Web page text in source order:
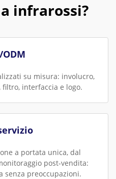
infrarossi?
ODM
su misura: involucro,
filtro, interfaccia e logo.
a portata unica, dal
post-vendita:
senza preoccupazioni.